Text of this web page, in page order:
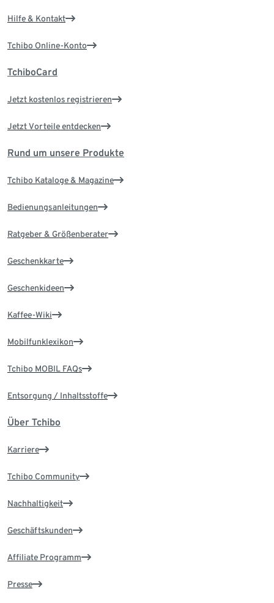
Hilfe & Kontakt
Tchibo Online-Konto
TchiboCard
Jetzt kostenlos registrieren
Jetzt Vorteile entdecken
Rund um unsere Produkte
Tchibo Kataloge & Magazine
Bedienungsanleitungen
Ratgeber & Größenberater
Geschenkkarte
Geschenkideen
Kaffee-Wiki
Mobilfunklexikon
Tchibo MOBIL FAQs
Entsorgung / Inhaltsstoffe
Über Tchibo
Karriere
Tchibo Community
Nachhaltigkeit
Geschäftskunden
Affiliate Programm
Presse